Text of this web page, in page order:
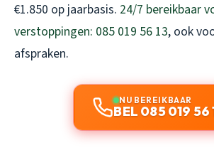
€1.850 op jaarbasis. 24/7 bereikbaar
verstoppingen: 085 019 56 13, ook
afspraken.
NU BEREIKBAAR
BEL 085 019 56